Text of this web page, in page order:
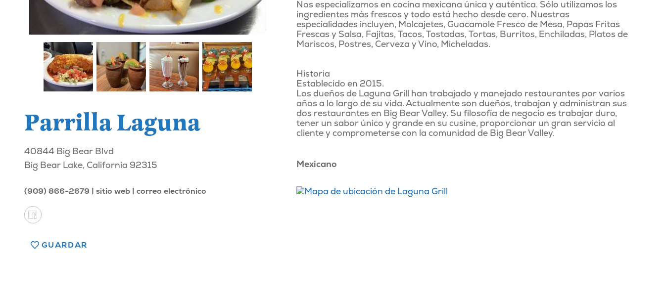
Parrilla Laguna
40844 Big Bear Blvd
Big Bear Lake, California 92315
(909) 866-2679 sitio web correo electrónico
GUARDAR
Nos especializamos en cocina mexicana única y auténtica. Sólo utilizamos los
ingredientes más frescos y todo está hecho desde cero. Nuestras
especialidades incluyen, Molcajetes, Guacamole Fresco de Mesa, Papas Fritas
Frescas y Salsa, Fajitas, Tacos, Tostadas, Tortas, Burritos, Enchiladas, Platos de
Mariscos, Postres, Cerveza y Vino, Micheladas.
Historia
Establecido en 2015.
Los dueños de Laguna Grill han trabajado y manejado restaurantes por varios
años a lo largo de su vida. Actualmente son dueños, trabajan y administran sus
dos restaurantes en Big Bear Valley. Su filosofía de negocio es trabajar duro,
tener un sabor único y grande en su cusine, proporcionar un gran servicio al
cliente y comprometerse con la comunidad de Big Bear Valley.
Mexicano